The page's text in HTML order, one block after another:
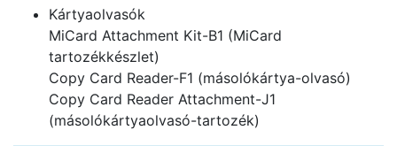
Kártyaolvasók
MiCard Attachment Kit-B1 (MiCard
tartozékkészlet)
Copy Card Reader-F1 (másolókártya-olvasó)
Copy Card Reader Attachment-J1
(másolókártyaolvasó-tartozék)